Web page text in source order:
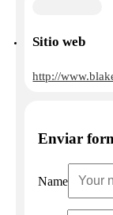
Sitio web
http://
Enviar
Name